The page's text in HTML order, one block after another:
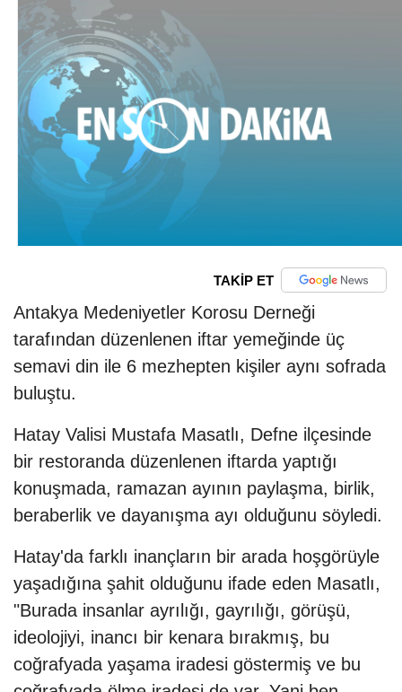
TAKİP ET
Antakya Medeniyetler Korosu Derneği
tarafından düzenlenen iftar yemeğinde üç
semavi din ile 6 mezhepten kişiler aynı sofrada
buluştu.
Hatay Valisi Mustafa Masatlı, Defne ilçesinde
bir restoranda düzenlenen iftarda yaptığı
konuşmada, ramazan ayının paylaşma, birlik,
beraberlik ve dayanışma ayı olduğunu söyledi.
Hatay'da farklı inançların bir arada hoşgörüyle
yaşadığına şahit olduğunu ifade eden Masatlı,
"Burada insanlar ayrılığı, gayrılığı, görüşü,
ideolojiyi, inancı bir kenara bırakmış, bu
coğrafyada yaşama iradesi göstermiş ve bu